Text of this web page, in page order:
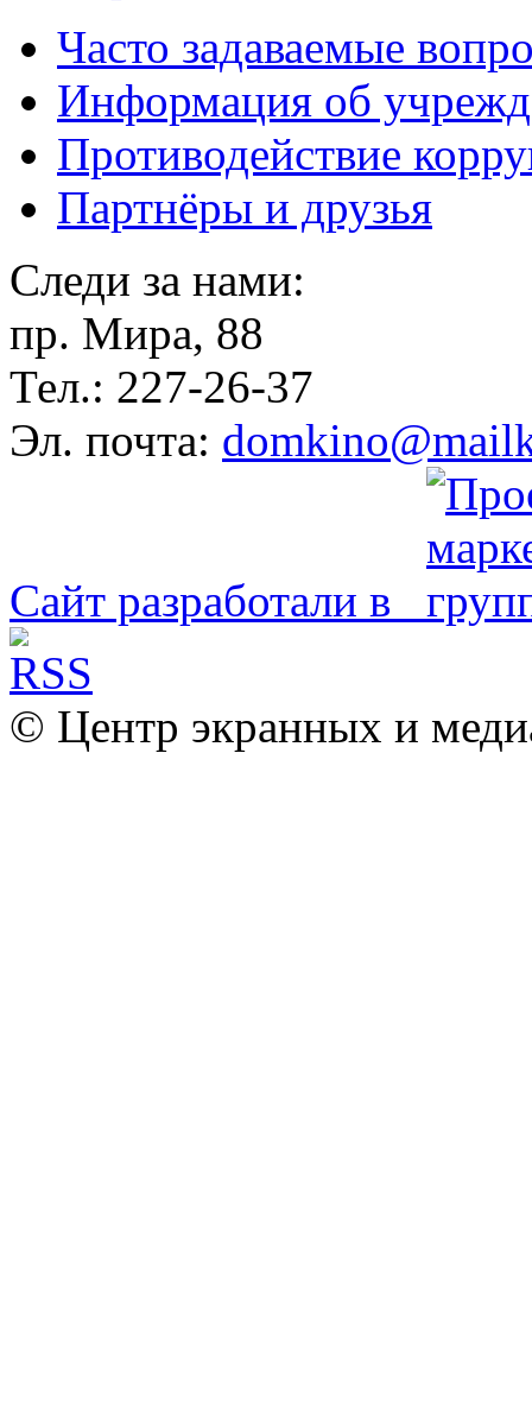
Часто задаваемые
Информация об
Противодействие
Партнёры и друзья
Следи за нами:
пр. Мира, 88
Тел.: 227-26-37
Эл. почта:
Сайт разработали в
© Центр экранных и